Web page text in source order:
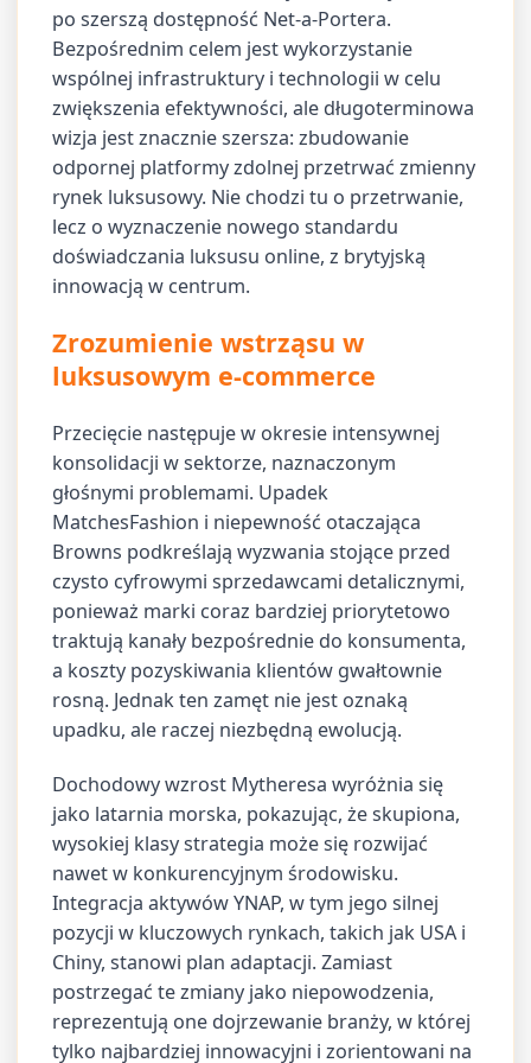
po szerszą dostępność Net-a-Portera.
Bezpośrednim celem jest wykorzystanie
wspólnej infrastruktury i technologii w celu
zwiększenia efektywności, ale długoterminowa
wizja jest znacznie szersza: zbudowanie
odpornej platformy zdolnej przetrwać zmienny
rynek luksusowy. Nie chodzi tu o przetrwanie,
lecz o wyznaczenie nowego standardu
doświadczania luksusu online, z brytyjską
innowacją w centrum.
Zrozumienie wstrząsu w
luksusowym e-commerce
Przecięcie następuje w okresie intensywnej
konsolidacji w sektorze, naznaczonym
głośnymi problemami. Upadek
MatchesFashion i niepewność otaczająca
Browns podkreślają wyzwania stojące przed
czysto cyfrowymi sprzedawcami detalicznymi,
ponieważ marki coraz bardziej priorytetowo
traktują kanały bezpośrednie do konsumenta,
a koszty pozyskiwania klientów gwałtownie
rosną. Jednak ten zamęt nie jest oznaką
upadku, ale raczej niezbędną ewolucją.
Dochodowy wzrost Mytheresa wyróżnia się
jako latarnia morska, pokazując, że skupiona,
wysokiej klasy strategia może się rozwijać
nawet w konkurencyjnym środowisku.
Integracja aktywów YNAP, w tym jego silnej
pozycji w kluczowych rynkach, takich jak USA i
Chiny, stanowi plan adaptacji. Zamiast
postrzegać te zmiany jako niepowodzenia,
reprezentują one dojrzewanie branży, w której
tylko najbardziej innowacyjni i zorientowani na